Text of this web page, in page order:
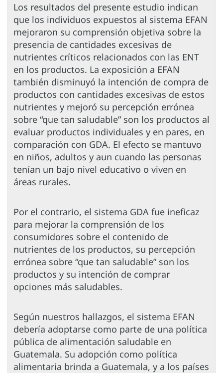
Los resultados del presente estudio indican
que los individuos expuestos al sistema EFAN
mejoraron su comprensión objetiva sobre la
presencia de cantidades excesivas de
nutrientes críticos relacionados con las ENT
en los productos. La exposición a EFAN
también disminuyó la intención de compra de
productos con cantidades excesivas de estos
nutrientes y mejoró su percepción errónea
sobre “que tan saludable” son los productos al
evaluar productos individuales y en pares, en
comparación con GDA. El efecto se mantuvo
en niños, adultos y aun cuando las personas
tenían un bajo nivel educativo o viven en
áreas rurales.
Por el contrario, el sistema GDA fue ineficaz
para mejorar la comprensión de los
consumidores sobre el contenido de
nutrientes de los productos, su percepción
errónea sobre “que tan saludable” son los
productos y su intención de comprar
opciones más saludables.
Según nuestros hallazgos, el sistema EFAN
debería adoptarse como parte de una política
pública de alimentación saludable en
Guatemala. Su adopción como política
alimentaria brinda a Guatemala, y a los países